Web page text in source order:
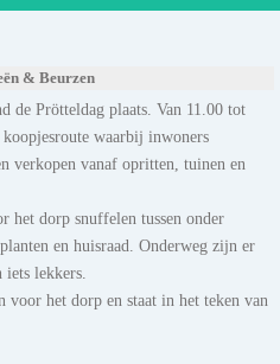
& Beurzen
de Prötteldag plaats. Van 11.00 tot
waarbij inwoners
verkopen vanaf opritten, tuinen en
het dorp snuffelen tussen onder
en huisraad. Onderweg zijn er
lekkers.
het dorp en staat in het teken van